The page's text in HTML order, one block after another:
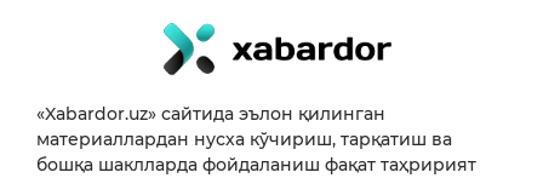
«Xabardor.uz» сайтида эълон қилинган
материаллардан нусха кўчириш, тарқатиш ва
бошқа шаклларда фойдаланиш фақат таҳририят